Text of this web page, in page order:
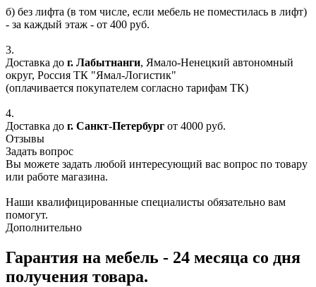
б) без лифта (в том числе, если мебель не поместилась в лифт)
- за каждый этаж - от 400 руб.
3.
Доставка до г. Лабытнанги, Ямало-Ненецкий автономный
округ, Россия ТК "Ямал-Логистик"
(оплачивается покупателем согласно тарифам ТК)
4.
Доставка до г. Санкт-Петербург от 4000 руб.
Отзывы
Задать вопрос
Вы можете задать любой интересующий вас вопрос по товару
или работе магазина.
Наши квалифицированные специалисты обязательно вам
помогут.
Дополнительно
Гарантия на мебель - 24 месяца со дня
получения товара.